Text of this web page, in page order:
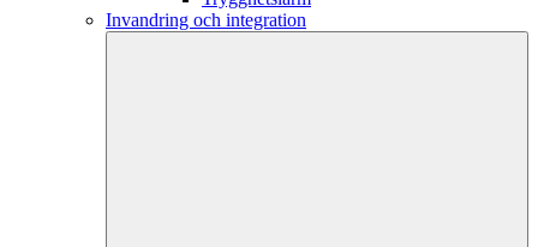
Invandring och integration